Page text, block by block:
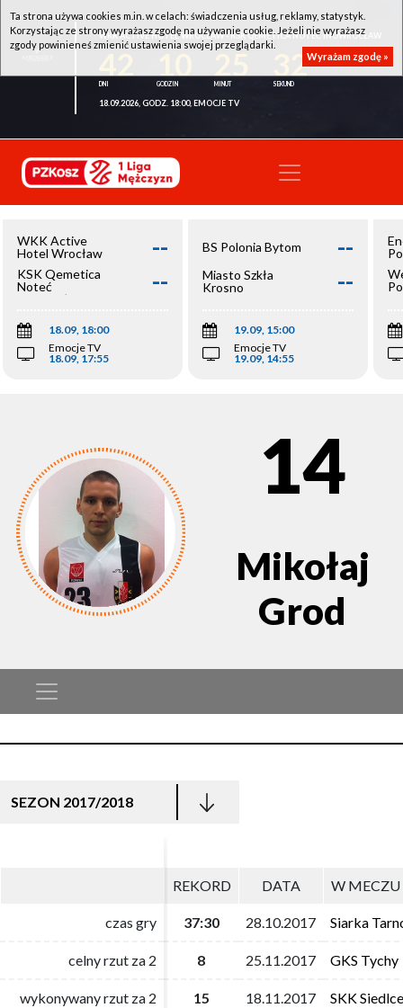
WKK ACTIVE HOTEL WROCŁAW - KSK QEMETICA NOTEĆ INOWROCŁAW
32
18.09.2026, GODZ. 18:00, EMOCJE TV
WKK Active
Hotel Wrocław
--
KSK Qemetica
Noteć
Inowrocław
--
18.09, 18:00
Emocje TV
18.09, 17:55
BS Polonia Bytom --
Miasto Szkła
Krosno
--
19.09, 15:00
Emocje TV
19.09, 14:55
14
Mikołaj
Grod
SEZON 2017/2018
REKORD DATA W MECZU
czas gry 37:30 28.10.2017 Siarka
celny rzut za 2 8 25.11.2017 GKS Tychy
wykonywany rzut za 2 15 18.11.2017 SKK Siedlce
REKORD DATA W MECZU
czas gry 37:30 28.10.2017 Siarka
celny rzut za 2 8 25.11.2017 GKS Tychy
wykonywany rzut za 2 15 18.11.2017 SKK Siedlce
Ta strona używa cookies m.in. w celach: świadczenia usług, reklamy, statystyk.
Korzystając ze strony wyrażasz zgodę na używanie cookie. Jeżeli nie wyrażasz
zgody powinieneś zmienić ustawienia swojej przeglądarki.
Wyrażam zgodę »